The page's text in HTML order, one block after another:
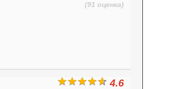
(91 оценка)
4.6